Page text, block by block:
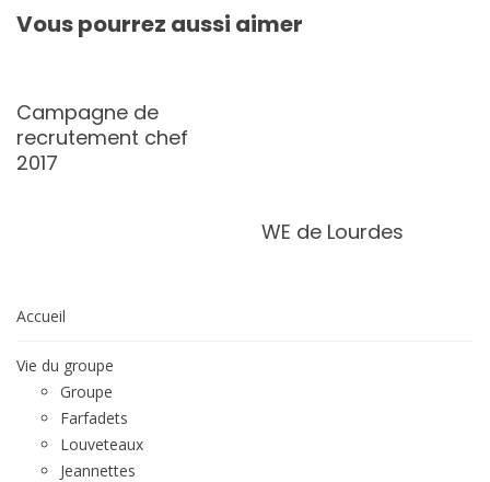
Vous pourrez aussi aimer
Campagne de
recrutement chef
2017
WE de Lourdes
Accueil
Vie du groupe
Groupe
Farfadets
Louveteaux
Jeannettes